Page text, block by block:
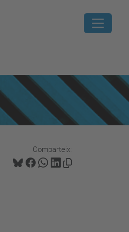
Comparteix: